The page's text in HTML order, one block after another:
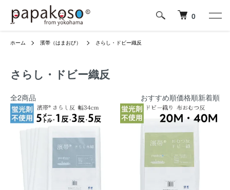
0
ホーム 濱帯（はまおび） さらし・ドビー織反
さらし・ドビー織反
全2商品 おすすめ順価格順新着順